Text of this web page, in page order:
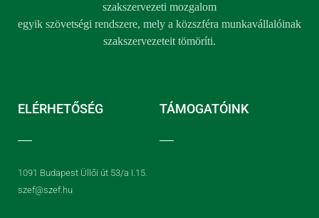
szakszervezeti mozgalom
egyik szövetségi rendszere, mely a közszféra munkavállalóinak
szakszervezeteit tömöríti.
ELÉRHETŐSÉG
1091 Budapest Üllői út 53/a I.15.
szef@szef.hu
TÁMOGATÓINK